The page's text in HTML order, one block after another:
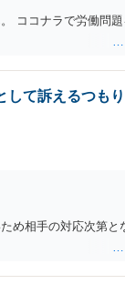
ココナラで労働問題
して訴えるつも
め相手の対応次第と